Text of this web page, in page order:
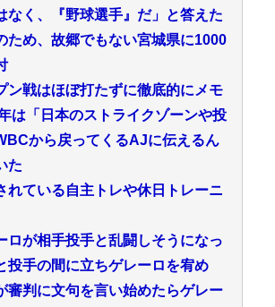
なく、『野球選手』だ」と答えた
ため、故郷でもない宮城県に1000
ン戦はほぼ打たずに徹底的にメモ
は「日本のストライクゾーンや投
から戻ってくるAJに伝えるん
た
れている自主トレや休日トレーニ
ロが相手投手と乱闘しそうになっ
投手の間に立ちゲレーロを宥め
審判に文句を言い始めたらゲレー